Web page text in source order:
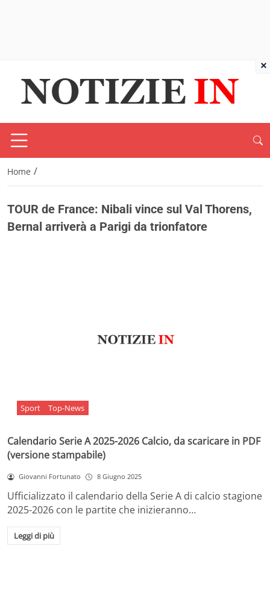
Home /
TOUR de France: Nibali vince sul Val Thorens,
Bernal arriverà a Parigi da trionfatore
Sport Top-News
Calendario Serie A 2025-2026 Calcio, da scaricare in PDF
(versione stampabile)
Giovanni Fortunato 8 Giugno 2025
Ufficializzato il calendario della Serie A di calcio stagione
2025-2026 con le partite che inizieranno…
Leggi di più
×